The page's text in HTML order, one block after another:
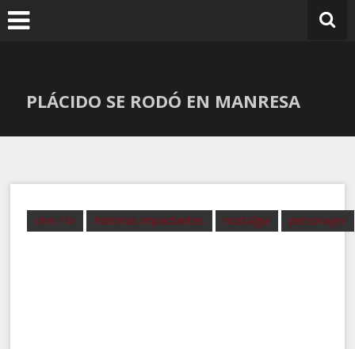
Ir
al
PLÁCIDO SE RODÓ EN MANRESA
cine / tv historias impactantes nostalgia personajes